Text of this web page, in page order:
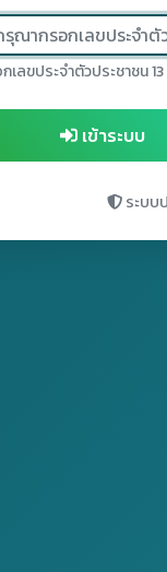
เลขประจำตัวประชาชน
เข้าระบบ
ระบบ